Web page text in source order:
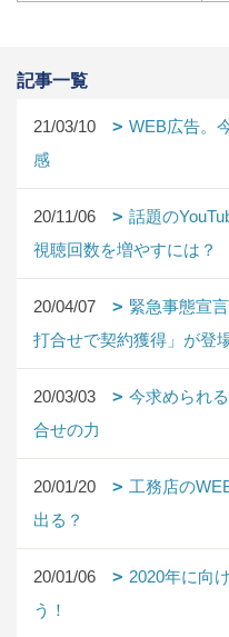
記事一覧
21/03/10
WEB広告。
感
20/11/06
話題の
視聴回数を増やすには？
20/04/07
緊急事態宣
打合せで契約獲得」が登
20/03/03
今求められ
合せの力
20/01/20
工務店の
出る？
20/01/06
2020年に向
う！